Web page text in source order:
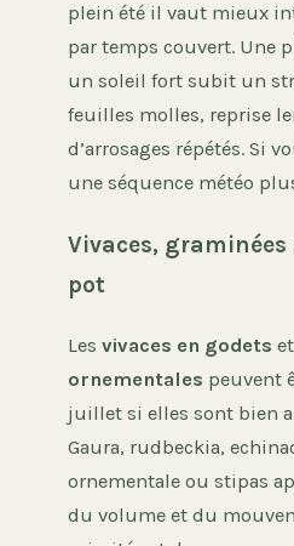
plein été il vaut mieux
par temps couvert. Une
un soleil fort subit un
feuilles molles, reprise
d’arrosages répétés. Si
une séquence météo
Vivaces,
pot
Les vivaces en godets
ornementales peuvent
juillet si elles sont bien
Gaura, rudbeckia,
ornementale ou stipas
du volume et du